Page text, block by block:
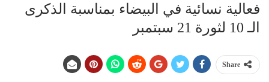
فعالية نسائية في البيضاء بمناسبة الذكرى
الـ 10 لثورة 21 سبتمبر
Share